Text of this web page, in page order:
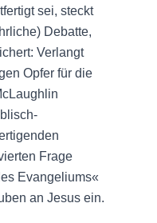
sei, steckt
Debatte,
Verlangt
Opfer für die
Frage
Evangeliums«
an Jesus ein.